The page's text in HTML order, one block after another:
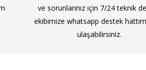
ve sorunlarınız için 7/24 teknik
ekibimize whatsapp destek
ulaşabilirsiniz.